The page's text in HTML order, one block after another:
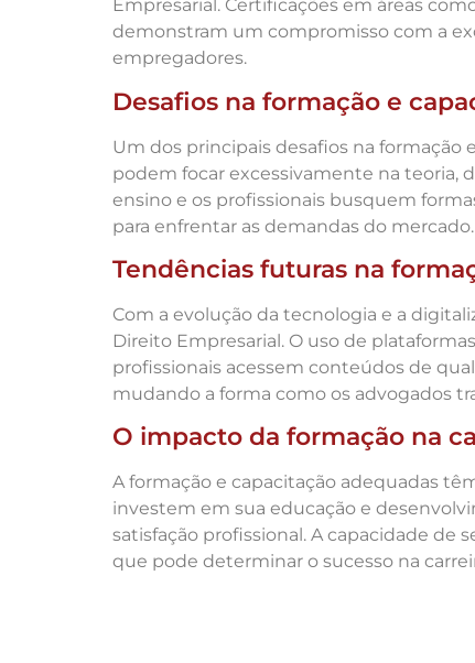
Empresarial. Certificações em áreas
demonstram um compromisso com a
empregadores.
Desafios na formação e
Um dos principais desafios na formação
podem focar excessivamente na teoria,
ensino e os profissionais busquem
para enfrentar as demandas do mercado.
Tendências futuras na
Com a evolução da tecnologia e a
Direito Empresarial. O uso de
profissionais acessem conteúdos de
mudando a forma como os advogados
O impacto da formação na
A formação e capacitação adequadas
investem em sua educação e
satisfação profissional. A capacidade de
que pode determinar o sucesso na